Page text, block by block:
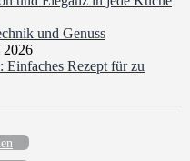
und Genuss
Einfaches Rezept für zu